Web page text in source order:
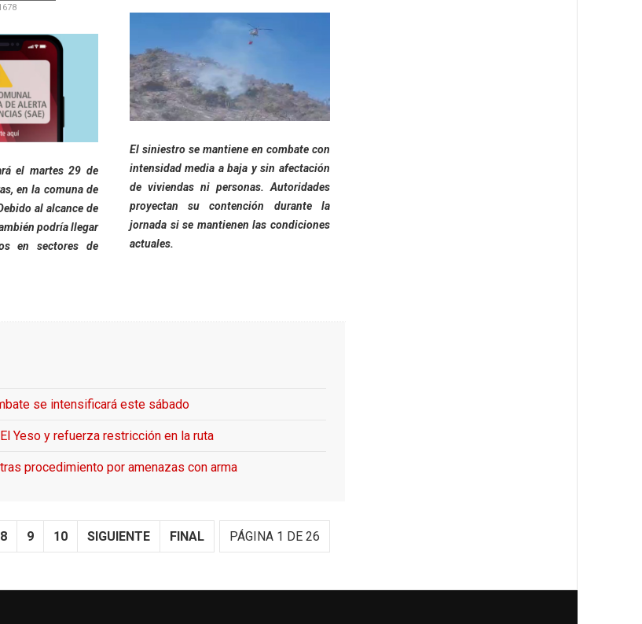
el martes 29 de
en la comuna de
al alcance de
podría llegar
en sectores de
El siniestro se mantiene en combate con
intensidad media a baja y sin afectación
de viviendas ni personas. Autoridades
proyectan su contención durante la
jornada si se mantienen las condiciones
actuales.
se intensificará este sábado
Yeso y refuerza restricción en la ruta
procedimiento por amenazas con arma
PÁGINA 1 DE 26
8 9 10 SIGUIENTE FINAL